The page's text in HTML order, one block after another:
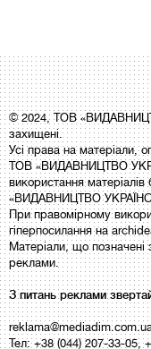
© 2024, ТОВ
захищені.
Усі права на матеріали,
ТОВ «ВИДАВНИЦТВО
використання
«ВИДАВНИЦТВО
При правомірному
гіперпосилання на
Матеріали, що позначені
реклами.
З питань реклами
Тел: +38 (044) 207-33-05,